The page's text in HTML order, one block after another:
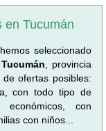
en Tucumán
seleccionado
, provincia
ofertas posibles:
con todo tipo de
económicos, con
con niños...